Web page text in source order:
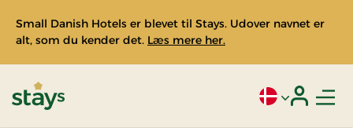
Small Danish Hotels er blevet til Stays. Udover navnet er
alt, som du kender det. Læs mere her.
Aktivt sprog: